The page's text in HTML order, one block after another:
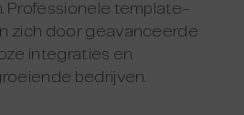
Professionele template-
zich door geavanceerde
integraties en
bedrijven.